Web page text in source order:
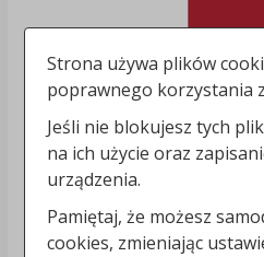
Strona używa plików
poprawnego korzystania
Jeśli nie blokujesz tych
na ich użycie oraz
urządzenia.
Pamiętaj, że możesz
cookies, zmieniając